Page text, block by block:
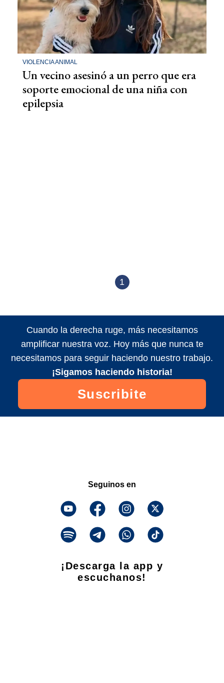
VIOLENCIA ANIMAL
Un vecino asesinó a un perro que era
soporte emocional de una niña con
epilepsia
1
Cuando la derecha ruge, más necesitamos
amplificar nuestra voz. Hoy más que nunca te
necesitamos para seguir haciendo nuestro trabajo.
¡Sigamos haciendo historia!
Suscribite
Seguinos en
¡Descarga la app y
escuchanos!